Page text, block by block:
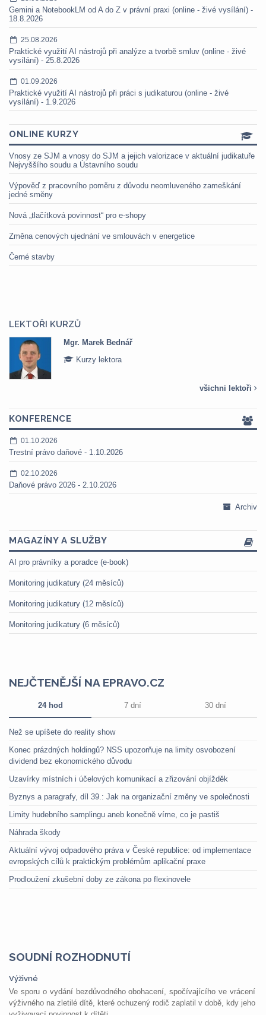
Gemini a NotebookLM od A do Z v právní praxi (online - živé vysílání) -
18.8.2026
25.08.2026
Praktické využití AI nástrojů při analýze a tvorbě smluv (online - živé
vysílání) - 25.8.2026
01.09.2026
Praktické využití AI nástrojů při práci s judikaturou (online - živé
vysílání) - 1.9.2026
ONLINE KURZY
Vnosy ze SJM a vnosy do SJM a jejich valorizace v aktuální judikatuře
Nejvyššího soudu a Ústavního soudu
Výpověď z pracovního poměru z důvodu neomluveného zameškání
jedné směny
Nová „tlačítková povinnost“ pro e-shopy
Změna cenových ujednání ve smlouvách v energetice
Černé stavby
LEKTOŘI KURZŮ
Mgr. Marek Bednář
Kurzy lektora
všichni lektoři
KONFERENCE
01.10.2026
Trestní právo daňové - 1.10.2026
02.10.2026
Daňové právo 2026 - 2.10.2026
Archiv
MAGAZÍNY A SLUŽBY
AI pro právníky a poradce (e-book)
Monitoring judikatury (24 měsíců)
Monitoring judikatury (12 měsíců)
Monitoring judikatury (6 měsíců)
NEJČTENĚJŠÍ NA EPRAVO.CZ
24 hod 7 dní 30 dní
Než se upíšete do reality show
Konec prázdných holdingů? NSS upozorňuje na limity osvobození
dividend bez ekonomického důvodu
Uzavírky místních i účelových komunikací a zřizování objížděk
Byznys a paragrafy, díl 39.: Jak na organizační změny ve společnosti
Limity hudebního samplingu aneb konečně víme, co je pastiš
Náhrada škody
Aktuální vývoj odpadového práva v České republice: od implementace
evropských cílů k praktickým problémům aplikační praxe
Prodloužení zkušební doby ze zákona po flexinovele
SOUDNÍ ROZHODNUTÍ
Výživné
Ve sporu o vydání bezdůvodného obohacení, spočívajícího ve vrácení
výživného na zletilé dítě, které ochuzený rodič zaplatil v době, kdy jeho